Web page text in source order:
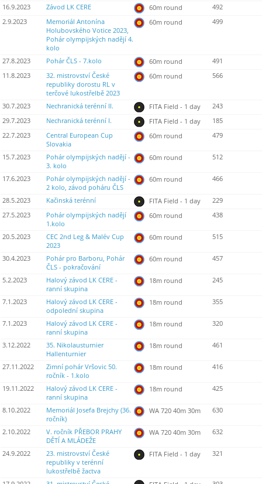
16.9.2023 Závod LK CERE 60m round
492
2.9.2023
Memoriál Antonína
Holubovského Votice 2023,
Pohár olympijských nadějí 4.
kolo
60m round 499
27.8.2023 Pohár ČLS - 7.kolo 60m round
491
11.8.2023
32. mistrovství České
republiky dorostu RL v
terčové lukostřelbě 2023
60m round 566
30.7.2023 Nechranická terénní II. FITA Field - 1 day
243
29.7.2023
Nechranická terénní I. FITA Field - 1 day
185
22.7.2023
Central European Cup
Slovakia
60m round 479
15.7.2023
Pohár olympijských nadějí -
3. kolo
60m round 512
17.6.2023
Pohár olympijských nadějí -
2 kolo, závod poháru ČLS
60m round 466
28.5.2023 Kačinská terénní FITA Field - 1 day
229
27.5.2023
Pohár olympijských nadějí
1.kolo
60m round 438
20.5.2023
CEC 2nd Leg & Malév Cup
2023
60m round 515
30.4.2023
Pohár pro Barboru, Pohár
ČLS - pokračování
60m round 457
5.2.2023
Halový závod LK CERE -
ranní skupina
18m round 245
7.1.2023
Halový závod LK CERE -
odpolední skupina
18m round 355
7.1.2023
Halový závod LK CERE -
ranní skupina
18m round 320
3.12.2022
35. Nikolausturnier
Hallenturnier
18m round 461
27.11.2022
Zimní pohár Vršovic 50.
ročník - 1.kolo
18m round 416
19.11.2022
Halový závod LK CERE -
ranní skupina
18m round 425
8.10.2022
Memoriál Josefa Brejchy (36.
ročník)
WA 720 40m 30m 630
2.10.2022
V. ročník PŘEBOR PRAHY
DĚTÍ A MLÁDEŽE
WA 720 40m 30m 632
24.9.2022
23. mistrovství České
republiky v terénní
lukostřelbě žactva
FITA Field - 1 day 321